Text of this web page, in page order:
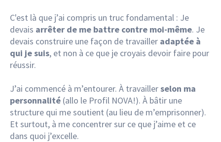
C'est là que j’ai compris un truc fondamental : Je
devais arrêter de me battre contre moi-même. Je
devais construire une façon de travailler adaptée à
qui je suis, et non à ce que je croyais devoir faire pour
réussir.
J’ai commencé à m’entourer. À travaillerselon ma
personnalité (allo le Profil NOVA!). À bâtir une
structure qui me soutient (au lieu de m’emprisonner).
Et surtout, à me concentrer sur ce que j’aime et ce
dans quoi j’excelle.